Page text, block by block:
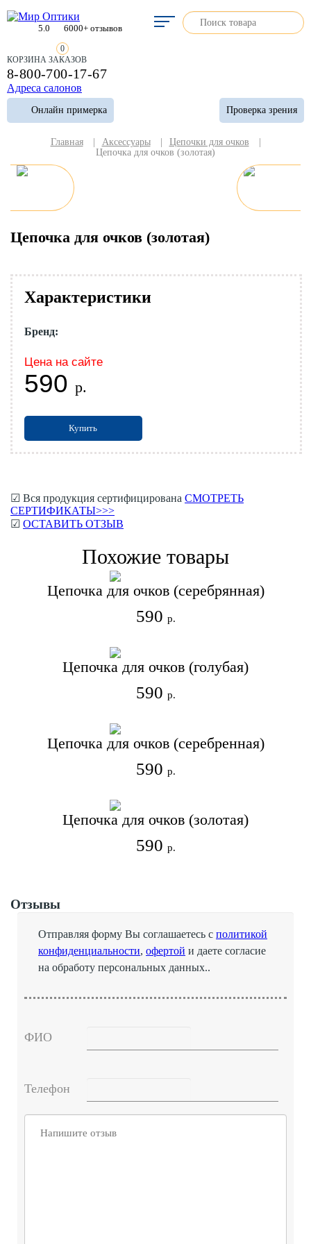
5.0 6000+ отзывов
8-800-700-17-67
Адреса салонов
0
КОРЗИНА ЗАКАЗОВ
Онлайн примерка Проверка зрения
Главная Аксессуары Цепочки для очков
Цепочка для очков (золотая)
Цепочка для очков (золотая)
Характеристики
Бренд:
Цена на сайте
590 р.
Купить
☑ Вся продукция сертифицирована СМОТРЕТЬ
СЕРТИФИКАТЫ>>>
☑ ОСТАВИТЬ ОТЗЫВ
Похожие товары
Цепочка для очков (серебрянная)
590 р.
Цепочка для очков (голубая)
590 р.
Цепочка для очков (серебренная)
590 р.
Цепочка для очков (золотая)
590 р.
Отзывы
Отправляя форму Вы соглашаетесь с политикой
конфиденциальности, офертой и даете согласие
на обработу персональных данных..
ФИО
Телефон